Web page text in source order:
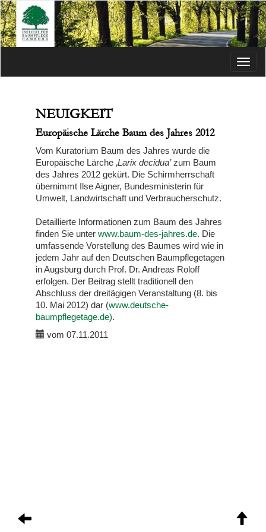
Menü
NEUIGKEIT
Europäische Lärche Baum des Jahres 2012
Vom Kuratorium Baum des Jahres wurde die
Europäische Lärche ‚Larix decidua’zum Baum
des Jahres 2012 gekürt. Die Schirmherrschaft
übernimmt Ilse Aigner, Bundesministerin für
Umwelt, Landwirtschaft und Verbraucherschutz.
Detaillierte Informationen zum Baum des Jahres
finden Sie unter www.baum-des-jahres.de. Die
umfassende Vorstellung des Baumes wird wie in
jedem Jahr auf den Deutschen Baumpflegetagen
in Augsburg durch Prof. Dr. Andreas Roloff
erfolgen. Der Beitrag stellt traditionell den
Abschluss der dreitägigen Veranstaltung (8. bis
10. Mai 2012) dar (www.deutsche-
baumpflegetage.de).
vom 07.11.2011